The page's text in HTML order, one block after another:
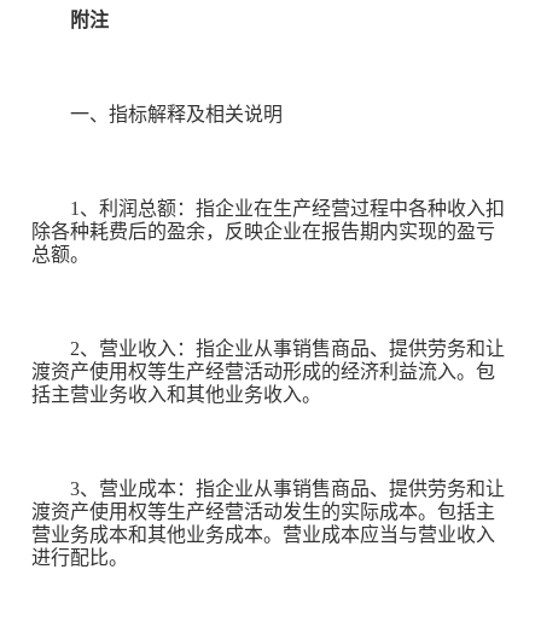
附注
一、指标解释及相关说明
1、利润总额：指企业在生产经营过程中各种收入扣
除各种耗费后的盈余，反映企业在报告期内实现的盈亏
总额。
2、营业收入：指企业从事销售商品、提供劳务和让
渡资产使用权等生产经营活动形成的经济利益流入。包
括主营业务收入和其他业务收入。
3、营业成本：指企业从事销售商品、提供劳务和让
渡资产使用权等生产经营活动发生的实际成本。包括主
营业务成本和其他业务成本。营业成本应当与营业收入
进行配比。